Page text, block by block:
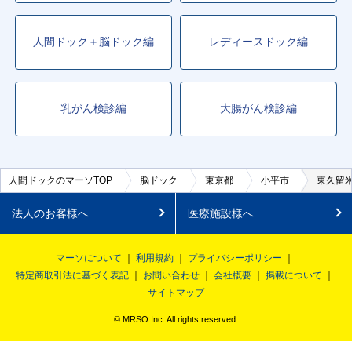
人間ドック＋脳ドック編 レディースドック編
乳がん検診編 大腸がん検診編
人間ドックのマーソTOP 脳ドック 東京都 小平市 東久留
法人のお客様へ 医療施設様へ
マーソについて 利用規約
プライバシーポリシー
特定商取引法に基づく表記
お問い合わせ 会社概要
掲載について
サイトマップ
© MRSO Inc. All rights reserved.